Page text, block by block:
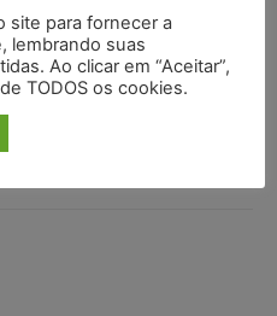
e autistas de todos os
causa de empregado que
no local de trabalho
site para fornecer a
lembrando suas
Ao clicar em “Aceitar”,
TODOS os cookies.